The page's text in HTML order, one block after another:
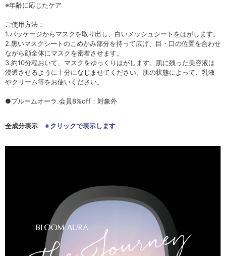
※年齢に応じたケア
ご使用方法：
1.パッケージからマスクを取り出し、白いメッシュシートをはがします。
2.黒いマスクシートのこめかみ部分を持って広げ、目・口の位置を合わせ
ながら顔全体にマスクを密着させます。
3.約10分程おいて、マスクをゆっくりはがします。肌に残った美容液は
浸透させるように十分になじませてください。肌の状態によって、乳液
やクリーム等をお使いください。
●ブルームオーラ.会員8%off：対象外
全成分表示 ※クリックで表示します